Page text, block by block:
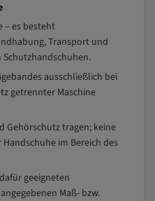
– es besteht
Transport und
ausschließlich bei
getrennter Maschine
Gehörschutz tragen; keine
im Bereich des
geeigneten
Maß- bzw.